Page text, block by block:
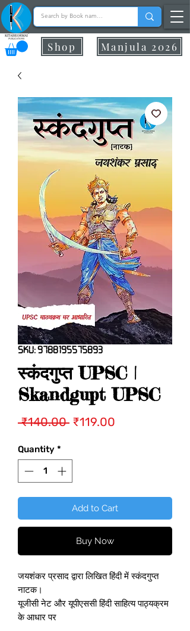
Manjula 2026
Shop
SKU: 9788195575893
स्कंदगुप्त UPSC |
Skandgupt UPSC
₹140.00 Regular
₹119.00
Quantity *
Add to Cart
Buy Now
जयशंकर प्रसाद द्वारा लिखित हिंदी में स्कंदगुप्त
नाटक।
यूजीसी नेट और यूपीएससी हिंदी साहित्य पाठ्यक्रम
के आधार पर